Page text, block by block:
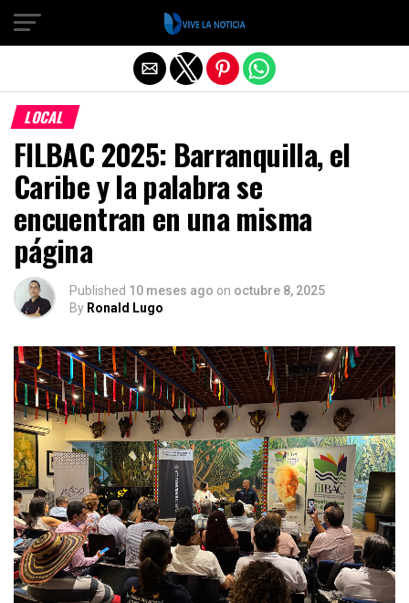
LOCAL
FILBAC 2025: Barranquilla, el
Caribe y la palabra se
encuentran en una misma
página
Published 10 meses ago on octubre 8, 2025
By Ronald Lugo
Salir de la versión móvil